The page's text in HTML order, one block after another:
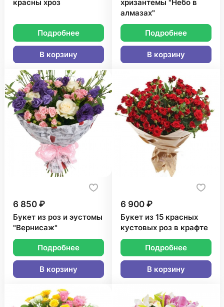
красны хроз
Подробнее
В корзину
хризантемы "Небо в
алмазах"
Подробнее
В корзину
6 850 ₽
Букет из роз и эустомы
"Вернисаж"
Подробнее
В корзину
6 900 ₽
Букет из 15 красных
кустовых роз в крафте
Подробнее
В корзину